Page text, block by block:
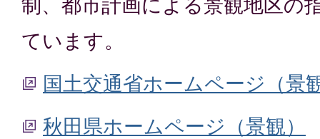
制、都市計画による景観地区の
ています。
国土交通省ホームページ（景
秋田県ホームページ（景観）